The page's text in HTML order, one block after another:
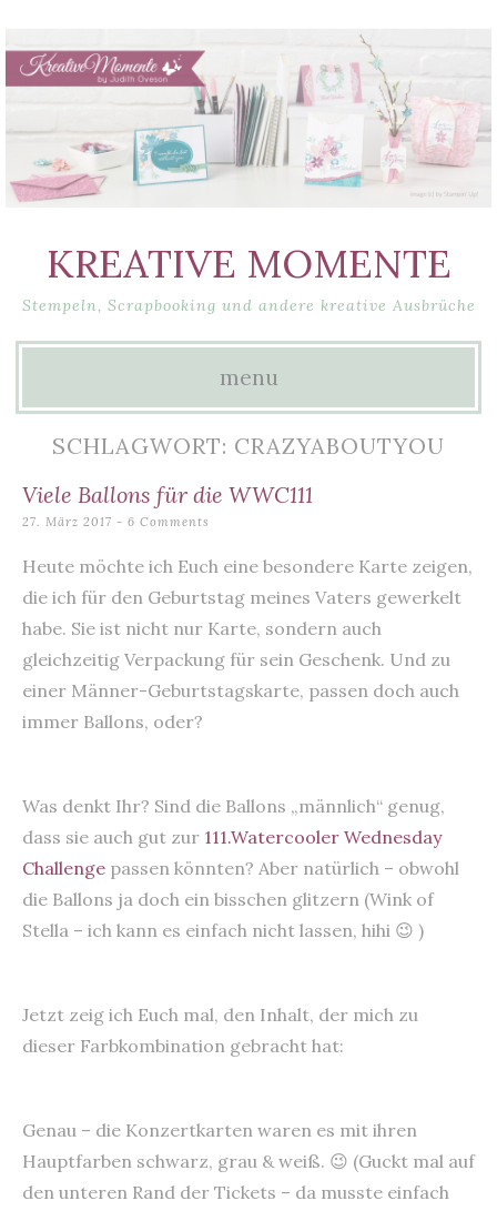
KREATIVE MOMENTE
Stempeln, Scrapbooking und andere kreative Ausbrüche
menu
content
SCHLAGWORT: CRAZYABOUTYOU
Viele Ballons für die WWC111
27. März 2017 6 Comments
Heute möchte ich Euch eine besondere Karte zeigen,
die ich für den Geburtstag meines Vaters gewerkelt
habe. Sie ist nicht nur Karte, sondern auch
gleichzeitig Verpackung für sein Geschenk. Und zu
einer Männer-Geburtstagskarte, passen doch auch
immer Ballons, oder?
Was denkt Ihr? Sind die Ballons „männlich“ genug,
dass sie auch gut zur 111.Watercooler Wednesday
Challenge passen könnten? Aber natürlich – obwohl
die Ballons ja doch ein bisschen glitzern (Wink of
Stella – ich kann es einfach nicht lassen, hihi 😉 )
Jetzt zeig ich Euch mal, den Inhalt, der mich zu
dieser Farbkombination gebracht hat:
Genau – die Konzertkarten waren es mit ihren
Hauptfarben schwarz, grau & weiß. 😉 (Guckt mal auf
den unteren Rand der Tickets – da musste einfach